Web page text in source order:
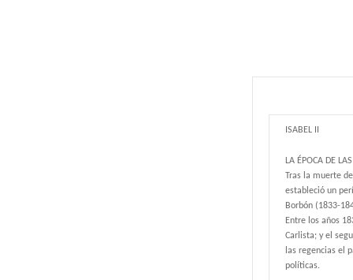
ISABEL II
LA ÉPOCA DE
Tras la muerte
estableció un
Borbón (1833-
Entre los años
Carlista; y el
las regencias el
políticas.